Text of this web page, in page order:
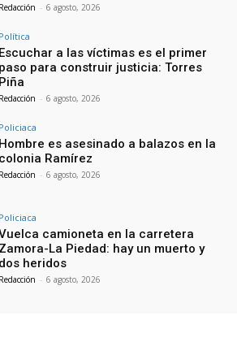
Redacción - 6 agosto, 2026
Política
Escuchar a las víctimas es el primer
paso para construir justicia: Torres
Piña
Redacción - 6 agosto, 2026
Policiaca
Hombre es asesinado a balazos en la
colonia Ramírez
Redacción - 6 agosto, 2026
Policiaca
camioneta en la carretera
Zamora-La Piedad: hay un muerto y
dos heridos
Redacción - 6 agosto, 2026